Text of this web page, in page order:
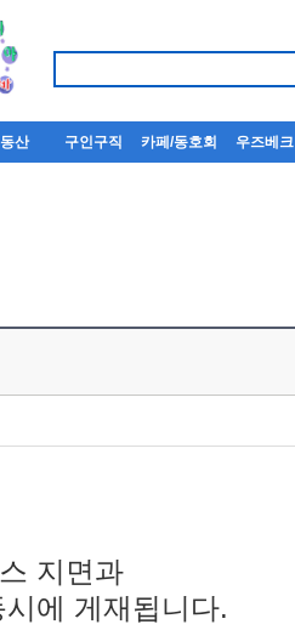
산 구인구직 카페/동호회 우즈베크
지면과
에 게재됩니다.